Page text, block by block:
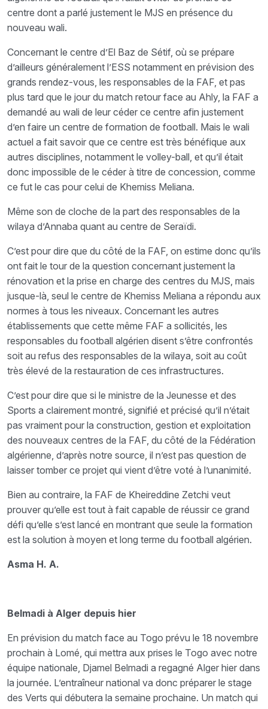
centre dont a parlé justement le MJS en présence du
nouveau wali.
Concernant le centre d’El Baz de Sétif, où se prépare
d’ailleurs généralement l’ESS notamment en prévision des
grands rendez-vous, les responsables de la FAF, et pas
plus tard que le jour du match retour face au Ahly, la FAF a
demandé au wali de leur céder ce centre afin justement
d’en faire un centre de formation de football. Mais le wali
actuel a fait savoir que ce centre est très bénéfique aux
autres disciplines, notamment le volley-ball, et qu’il était
donc impossible de le céder à titre de concession, comme
ce fut le cas pour celui de Khemiss Meliana.
Même son de cloche de la part des responsables de la
wilaya d’Annaba quant au centre de Seraïdi.
C’est pour dire que du côté de la FAF, on estime donc qu’ils
ont fait le tour de la question concernant justement la
rénovation et la prise en charge des centres du MJS, mais
jusque-là, seul le centre de Khemiss Meliana a répondu aux
normes à tous les niveaux. Concernant les autres
établissements que cette même FAF a sollicités, les
responsables du football algérien disent s’être confrontés
soit au refus des responsables de la wilaya, soit au coût
très élevé de la restauration de ces infrastructures.
C’est pour dire que si le ministre de la Jeunesse et des
Sports a clairement montré, signifié et précisé qu’il n’était
pas vraiment pour la construction, gestion et exploitation
des nouveaux centres de la FAF, du côté de la Fédération
algérienne, d’après notre source, il n’est pas question de
laisser tomber ce projet qui vient d’être voté à l’unanimité.
Bien au contraire, la FAF de Kheireddine Zetchi veut
prouver qu’elle est tout à fait capable de réussir ce grand
défi qu’elle s’est lancé en montrant que seule la formation
est la solution à moyen et long terme du football algérien.
Asma H. A.
Belmadi à Alger depuis hier
En prévision du match face au Togo prévu le 18 novembre
prochain à Lomé, qui mettra aux prises le Togo avec notre
équipe nationale, Djamel Belmadi a regagné Alger hier dans
la journée. L’entraîneur national va donc préparer le stage
des Verts qui débutera la semaine prochaine. Un match qui